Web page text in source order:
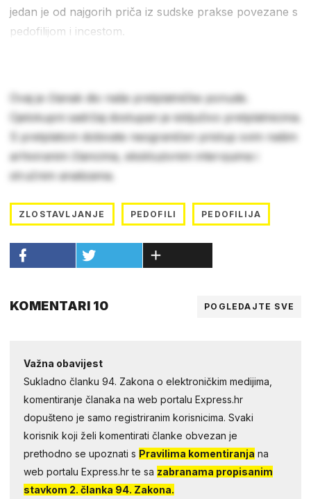
jedan je od najgorih priča iz sudske prakse povezane s
pedofilijom i incestom.
Ovaj je članak dio naše pretplatničke ponude.
Cjelokupni sadržaj dostupan je isključivo pretplatnicima.
S pretplatom dobivate neograničen pristup svim našim
arhiviranim člancima, ekskluzivnim intervjuima i
stručnim analizama.
ZLOSTAVLJANJE PEDOFILI PEDOFILIJA
KOMENTARI 10 POGLEDAJTE SVE
Važna obavijest
Sukladno članku 94. Zakona o elektroničkim medijima,
komentiranje članaka na web portalu Express.hr
dopušteno je samo registriranim korisnicima. Svaki
korisnik koji želi komentirati članke obvezan je
prethodno se upoznati s Pravilima komentiranja na
web portalu Express.hr te sa zabranama propisanim
stavkom 2. članka 94. Zakona.